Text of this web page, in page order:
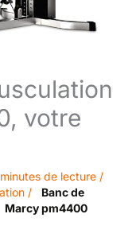
votre
de lecture /
/
Banc de
Marcy pm4400